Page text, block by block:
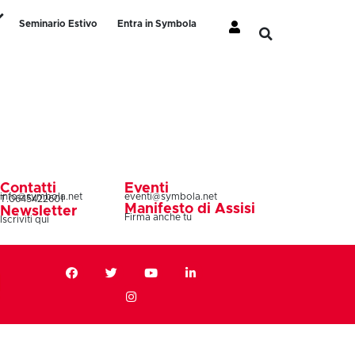
Seminario Estivo
Entra in Symbola
Contatti
info@symbola.net
T.0645422601
Newsletter
Iscriviti qui
Eventi
eventi@symbola.net
Manifesto di Assisi
Firma anche tu